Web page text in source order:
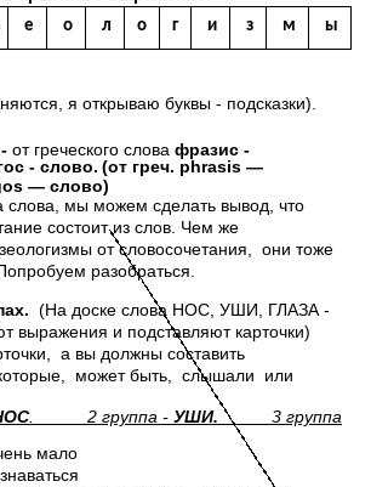
е о л о г и з м ы
я открываю буквы - подсказки).
от греческого слова фразис -
- слово. (от греч. phrasis —
— слово)
слова, мы можем сделать вывод, что
состоит из слов. Чем же
от словосочетания, они тоже
разобраться.
(На доске слова НОС, УШИ, ГЛАЗА -
выражения и подставляют карточки)
а вы должны составить
может быть, слышали или
. 2 группа - УШИ. 3 группа
мало